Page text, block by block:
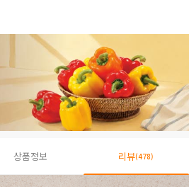
상품정보 리뷰(478)